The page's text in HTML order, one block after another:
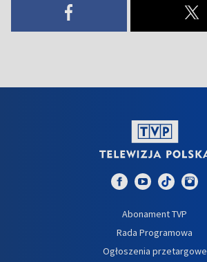
Abonament TVP
Rada Programowa
Ogłoszenia przetargowe